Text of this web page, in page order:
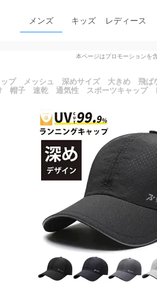
メンズ キッズ レディース
本ページはプロモーションを
ップ メッシュ 深めサイズ 大きめ 飛
帽子 速乾 通気性 スポーツキャップ